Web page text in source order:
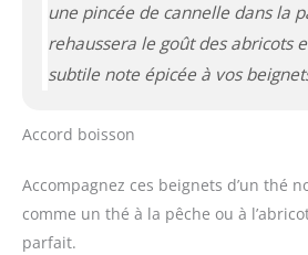
une pincée de cannelle dans la
rehaussera le goût des abricots
subtile note épicée à vos
Accord boisson
Accompagnez ces beignets d’un thé
comme un thé à la pêche ou à
parfait.